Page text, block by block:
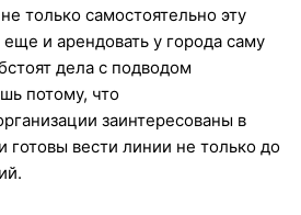
только самостоятельно эту
и арендовать у города саму
дела с подводом
потому, что
заинтересованы в
готовы вести линии не только до